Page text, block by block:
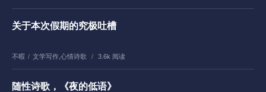
关于本次假期的究极吐槽
不暇 / 文学写作 心情诗歌 / 3.6k 阅读
随性诗歌，《夜的低语》